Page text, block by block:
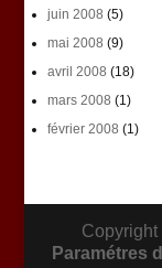
juin 2008 (5)
mai 2008 (9)
avril 2008 (18)
mars 2008 (1)
février 2008 (1)
Copyright
Paramétres